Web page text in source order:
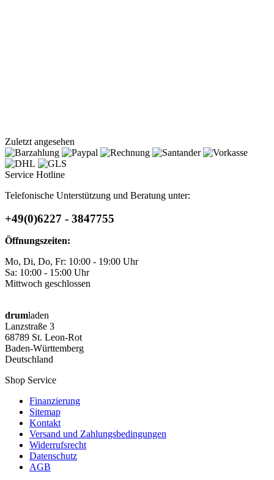
Zuletzt angesehen
Service Hotline
Telefonische Unterstützung und Beratung unter:
+49(0)6227 - 3847755
Öffnungszeiten:
Mo, Di, Do, Fr: 10:00 - 19:00 Uhr
Sa: 10:00 - 15:00 Uhr
Mittwoch geschlossen
drumladen
Lanzstraße 3
68789 St. Leon-Rot
Baden-Württemberg
Deutschland
Shop Service
Finanzierung
Sitemap
Kontakt
Versand und Zahlungsbedingungen
Widerrufsrecht
Datenschutz
AGB